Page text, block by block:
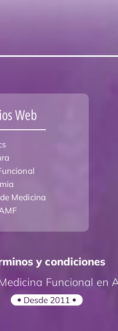
Web
Medicina
y condiciones
Funcional en